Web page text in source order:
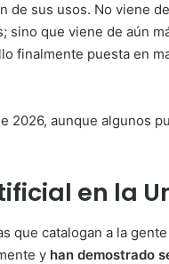
de sus usos. No viene
que viene de aún
finalmente puesta en
2026, aunque algunos
en la
que catalogan a la
y han demostrado